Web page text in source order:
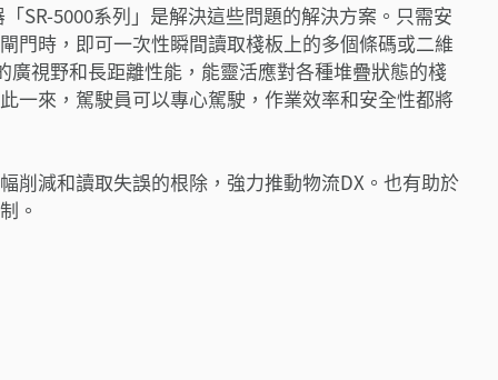
SR-5000系列」是解決這些問題的解決方案。只需安
門時，即可一次性瞬間讀取棧板上的多個條碼或二維
廣視野和長距離性能，能靈活應對各種堆疊狀態的棧
一來，駕駛員可以專心駕駛，作業效率和安全性都將
削減和讀取失誤的根除，強力推動物流DX。也有助於
。